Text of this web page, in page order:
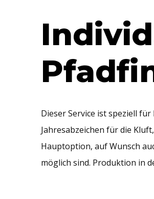
Dieser Service ist speziell
Jahresabzeichen für die
Hauptoption, auf Wunsch
möglich sind. Produktion in